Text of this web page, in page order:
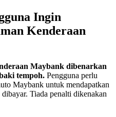
Ingin
Kenderaan
Maybank dibenarkan
tempoh. Pengguna perlu
Maybank untuk mendapatkan
Tiada penalti dikenakan